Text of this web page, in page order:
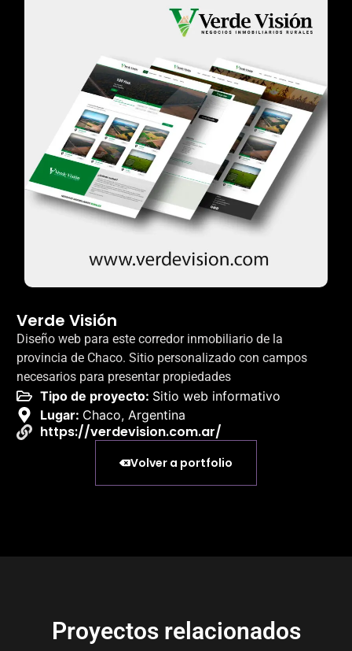
Verde Visión
Diseño web para este corredor inmobiliario de la
provincia de Chaco. Sitio personalizado con campos
necesarios para presentar propiedades
Tipo de proyecto: Sitio web informativo
Lugar: Chaco, Argentina
https://verdevision.com.ar/
Volver a portfolio
Proyectos relacionados